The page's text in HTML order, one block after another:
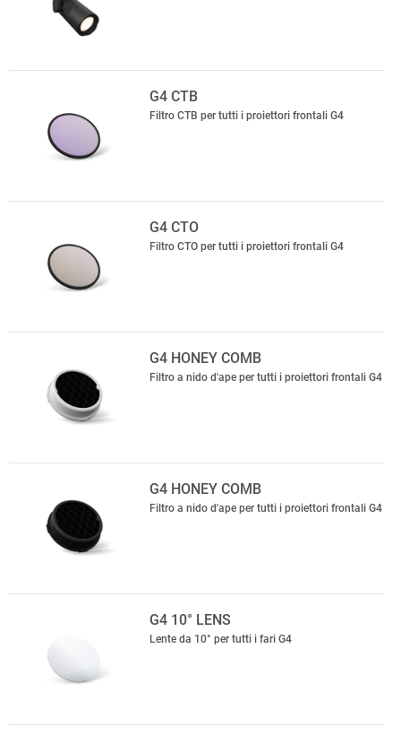
G4 CTB
Filtro CTB per tutti i proiettori frontali G4
G4 CTO
Filtro CTO per tutti i proiettori frontali G4
G4 HONEY COMB
Filtro a nido d'ape per tutti i proiettori frontali G4
G4 HONEY COMB
Filtro a nido d'ape per tutti i proiettori frontali G4
G4 10° LENS
Lente da 10° per tutti i fari G4